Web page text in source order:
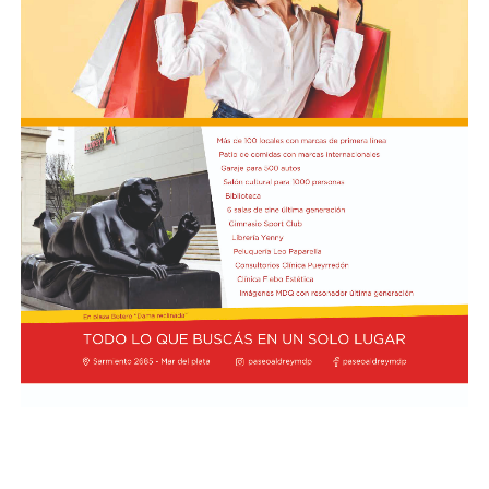
Charo” y la narración de poesías populares infantiles a
cargo de María del Rosario Gerez Martínez.
En tanto, el viernes 21 a las 17:30 se desarrollará “El
Cerebro Mágico: construyendo preguntas, respuestas y
circuitos”, a cargo de María Paula Algote. Se trata de un
taller práctico de arte, ciencia y tecnología en el que al
finalizar cada participante se lleva su propia creación
terminada. Es una actividad arancelada (incluye
materiales) destinada a niños a partir de los 6 años.
Los participantes menores de 8 años deberán asistir
acompañados por una persona adulta (menores
asistentes $12.000 y adulto acompañante $5.000). Las
entradas están disponibles en la boletería de lunes a
viernes de 14 a 19.